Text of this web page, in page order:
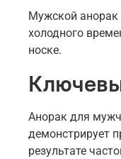
Мужской анорак
холодного
носке.
Анорак для
демонстрирует
результате